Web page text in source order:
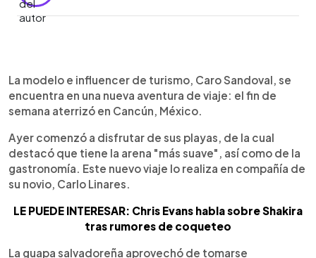
► Escuchar artículo
La modelo e influencer de turismo, Caro Sandoval, se
encuentra en una nueva aventura de viaje: el fin de
semana aterrizó en Cancún, México.
Ayer comenzó a disfrutar de sus playas, de la cual
destacó que tiene la arena "más suave", así como de la
gastronomía. Este nuevo viaje lo realiza en compañía de
su novio, Carlo Linares.
LE PUEDE INTERESAR: Chris Evans habla sobre Shakira
tras rumores de coqueteo
La guapa salvadoreña aprovechó de tomarse